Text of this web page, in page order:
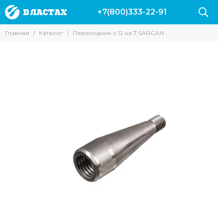
+7(800)333-22-91
Главная Каталог Переходник с 12 на 7 SARGAN